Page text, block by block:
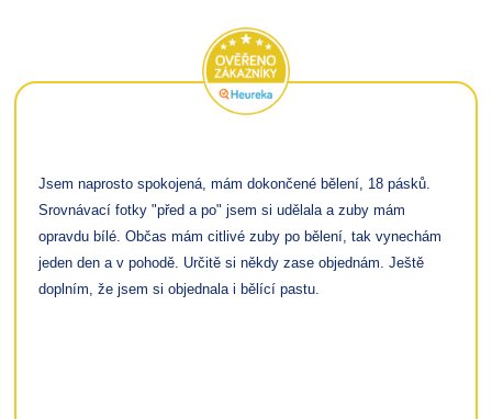
Jsem naprosto spokojená, mám dokončené bělení, 18 pásků.
Srovnávací fotky "před a po" jsem si udělala a zuby mám
opravdu bílé. Občas mám citlivé zuby po bělení, tak vynechám
jeden den a v pohodě. Určitě si někdy zase objednám. Ještě
doplním, že jsem si objednala i bělící pastu.